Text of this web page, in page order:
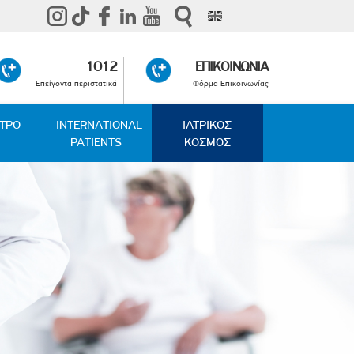
1012
Επείγοντα περιστατικά
ΕΠΙΚΟΙΝΩΝΙΑ
Φόρμα Επικοινωνίας
INTERNATIONAL
PATIENTS
ΙΑΤΡΙΚΟΣ
ΚΟΣΜΟΣ